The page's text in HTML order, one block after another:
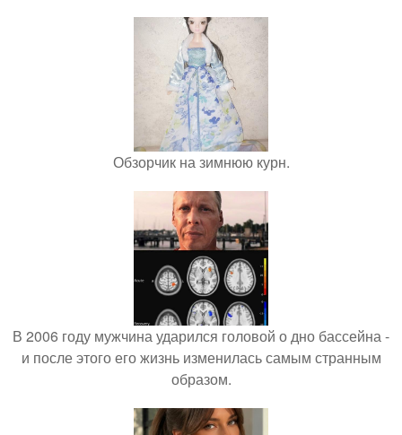
Обзорчик на зимнюю курн.
В 2006 году мужчина ударился головой о дно бассейна -
и после этого его жизнь изменилась самым странным
образом.